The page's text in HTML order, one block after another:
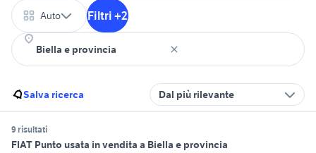
Auto Filtri +2
Salva ricerca Dal più rilevante
9 risultati
FIAT Punto usata in vendita a Biella e provincia